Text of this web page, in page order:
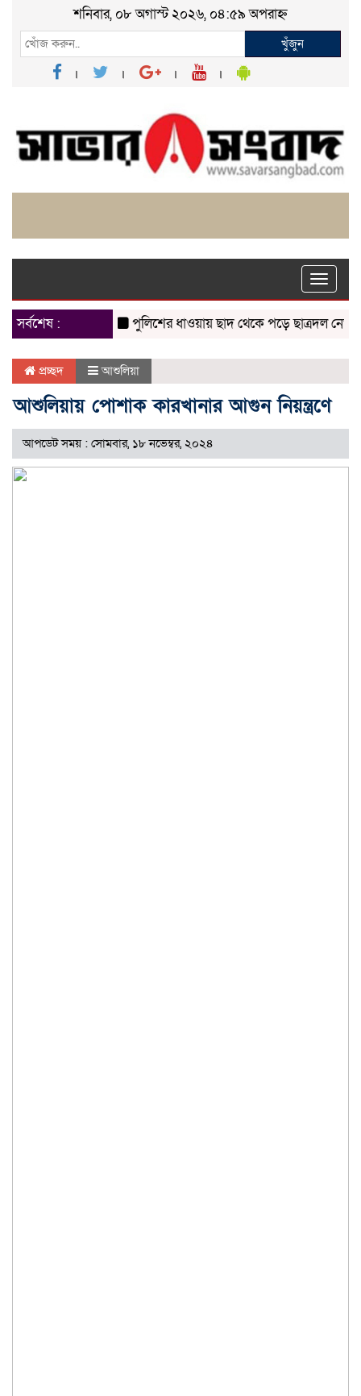
শনিবার, ০৮ অগাস্ট ২০২৬, ০৪:৫৯ অপরাহ্ন
খুঁজুন
Toggle
সর্বশেষ :
পুলিশের ধাওয়ায় ছাদ থেকে পড়ে ছাত্রদল নেতা
প্রচ্ছদ আশুলিয়া
আশুলিয়ায় পোশাক কারখানার আগুন নিয়ন্ত্রণে
আপডেট সময় : সোমবার, ১৮ নভেম্বর, ২০২৪